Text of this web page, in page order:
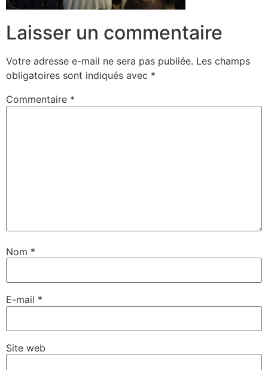
Laisser un commentaire
Votre adresse e-mail ne sera pas publiée. Les champs
obligatoires sont indiqués avec *
Commentaire *
Nom *
E-mail *
Site web